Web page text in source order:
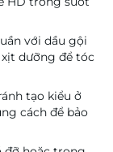
với dầu gội
dưỡng để tóc
tạo kiểu ở
cách để bảo